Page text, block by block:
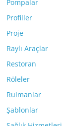
Pompalar
Profiller
Proje
Raylı Araçlar
Restoran
Röleler
Rulmanlar
Şablonlar